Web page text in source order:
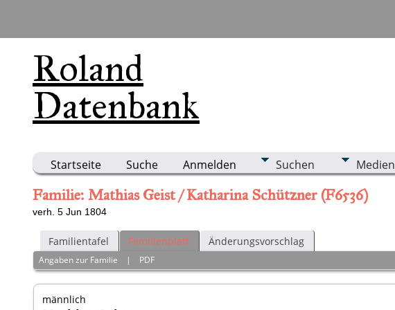
Roland
Datenbank
Startseite Suche Anmelden Suchen Medien
Familie: Mathias Geist / Katharina Schützner (F6536)
verh. 5 Jun 1804
Familientafel Familienblatt Änderungsvorschlag
Angaben zur Familie | PDF
männlich